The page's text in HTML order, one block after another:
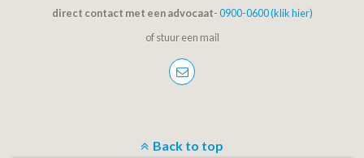
direct contact met een advocaat- 0900-0600 (klik hier)
of stuur een mail
Back to top